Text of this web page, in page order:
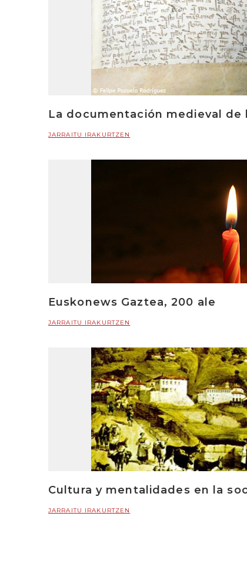
La documentación medieval de
JARRAITU IRAKURTZEN
Euskonews Gaztea, 200 ale
JARRAITU IRAKURTZEN
Cultura y mentalidades en la
JARRAITU IRAKURTZEN